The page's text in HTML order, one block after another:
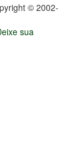
© 2002-
sua